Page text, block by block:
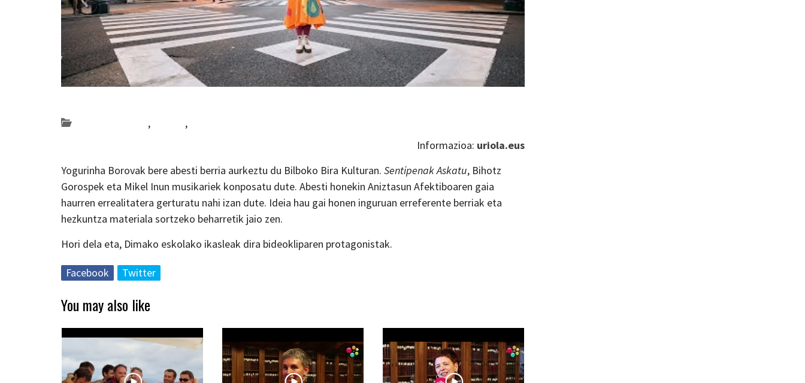
, ,
Informazioa: uriola.eus
Yogurinha Borovak bere abesti berria aurkeztu du Bilboko Bira Kulturan. Sentipenak Askatu, Bihotz
Gorospek eta Mikel Inun musikariek konposatu dute. Abesti honekin Aniztasun Afektiboaren gaia
haurren errealitatera gerturatu nahi izan dute. Ideia hau gai honen inguruan erreferente berriak eta
hezkuntza materiala sortzeko beharretik jaio zen.
Hori dela eta, Dimako eskolako ikasleak dira bideokliparen protagonistak.
Facebook Twitter
You may also like